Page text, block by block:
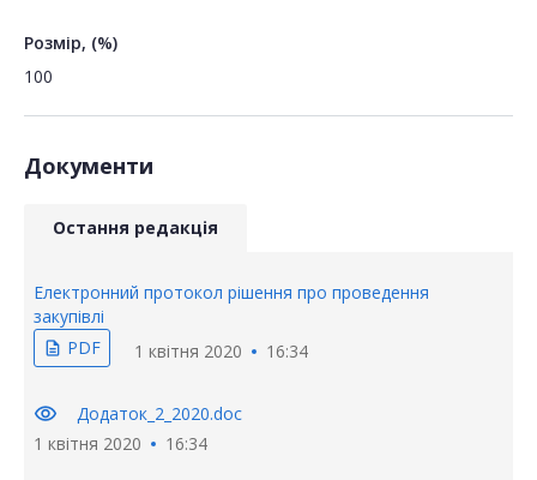
Розмір, (%)
100
Документи
Остання редакція
Електронний протокол рішення про проведення
закупівлі
description PDF 1 квітня 2020 16:34
visibility
Додаток_2_2020.doc
1 квітня 2020
16:34